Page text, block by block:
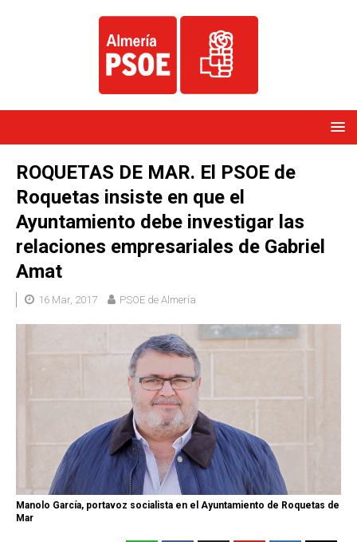
ROQUETAS DE MAR. El PSOE de
Roquetas insiste en que el
Ayuntamiento debe investigar las
relaciones empresariales de Gabriel
Amat
16 Mar, 2017 PSOE de Almería
Manolo García, portavoz socialista en el Ayuntamiento de Roquetas de
Mar